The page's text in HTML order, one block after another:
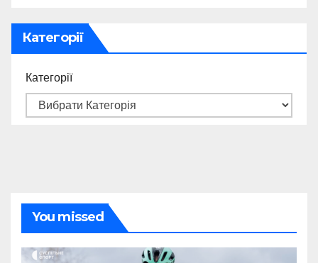
Категорії
Категорії
You missed